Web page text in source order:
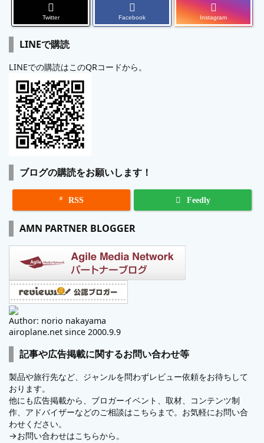
Twitter Facebook Instagram
LINEで購読
LINEでの購読はこのQRコードから。
ブログの購読をお願いします！
 RSS Feedly
AMN PARTNER BLOGGER
Author: norio nakayama
airoplane.net since 2000.9.9
記事や広告掲載に関するお問い合わせ等
製品や旅行先など、ジャンルを問わずレビュー依頼をお待ちして
おります。
他にも広告掲載から、ブロガーイベント、取材、コンテンツ制
作、アドバイザーなどのご相談はこちらまで。お気軽にお問い合
わせください。
→お問い合わせはこちらから。